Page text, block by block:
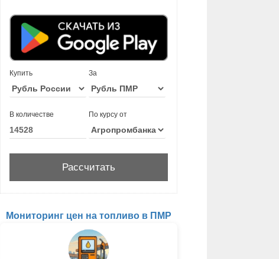
Купить За
В количестве По курсу от
Мониторинг цен на топливо в ПМР